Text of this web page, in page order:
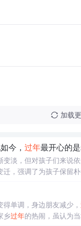
加载
今， 过年最开心的是
淡，但对孩子们来说
迁，强调了为孩子保留
得单调，身边朋友减少，
乡过年的热闹，虽认为